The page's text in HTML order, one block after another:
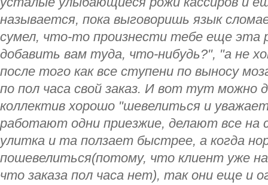
называется, пока выговоришь язык
сумел, что-то произнести тебе еще эта
добавить вам туда, что-нибудь?", "а не
после того как все ступени по выносу
по пол часа свой заказ. И вот тут можно
коллектив хорошо "шевелиться и уважает
работают одни приезжие, делают все на
улитка и та ползает быстрее, а когда
пошевелиться(потому, что клиент уже
что заказа пол часа нет), так они еще и